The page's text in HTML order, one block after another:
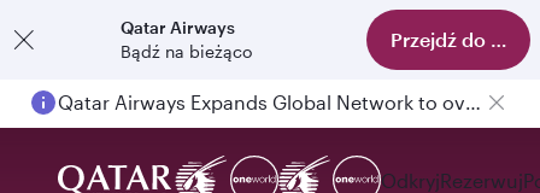
Qatar Airways
Bądź na bieżąco
Przejdź do
Qatar Airways Expands Global Network to over 160 Destinations
OdkryjRezerwuj